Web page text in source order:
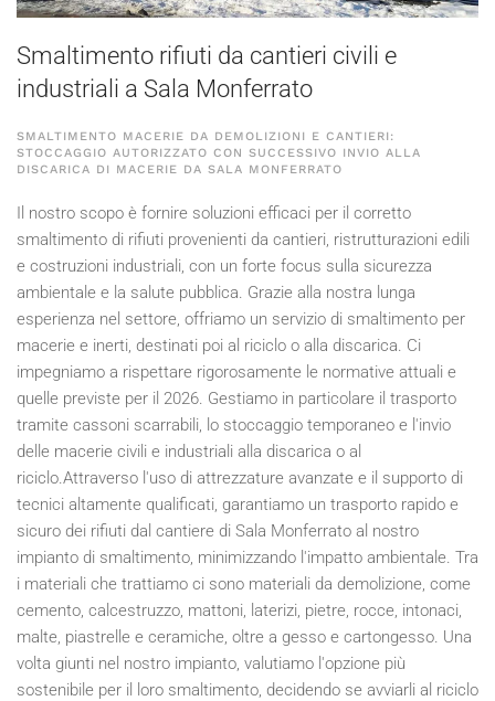
Smaltimento rifiuti da cantieri civili e
industriali a Sala Monferrato
SMALTIMENTO MACERIE DA DEMOLIZIONI E CANTIERI:
STOCCAGGIO AUTORIZZATO CON SUCCESSIVO INVIO ALLA
DISCARICA DI MACERIE DA SALA MONFERRATO
Il nostro scopo è fornire soluzioni efficaci per il corretto
smaltimento di rifiuti provenienti da cantieri, ristrutturazioni edili
e costruzioni industriali, con un forte focus sulla sicurezza
ambientale e la salute pubblica. Grazie alla nostra lunga
esperienza nel settore, offriamo un servizio di smaltimento per
macerie e inerti, destinati poi al riciclo o alla discarica. Ci
impegniamo a rispettare rigorosamente le normative attuali e
quelle previste per il 2026. Gestiamo in particolare il trasporto
tramite cassoni scarrabili, lo stoccaggio temporaneo e l'invio
delle macerie civili e industriali alla discarica o al
riciclo.Attraverso l'uso di attrezzature avanzate e il supporto di
tecnici altamente qualificati, garantiamo un trasporto rapido e
sicuro dei rifiuti dal cantiere di Sala Monferrato al nostro
impianto di smaltimento, minimizzando l'impatto ambientale. Tra
i materiali che trattiamo ci sono materiali da demolizione, come
cemento, calcestruzzo, mattoni, laterizi, pietre, rocce, intonaci,
malte, piastrelle e ceramiche, oltre a gesso e cartongesso. Una
volta giunti nel nostro impianto, valutiamo l'opzione più
sostenibile per il loro smaltimento, decidendo se avviarli al riciclo